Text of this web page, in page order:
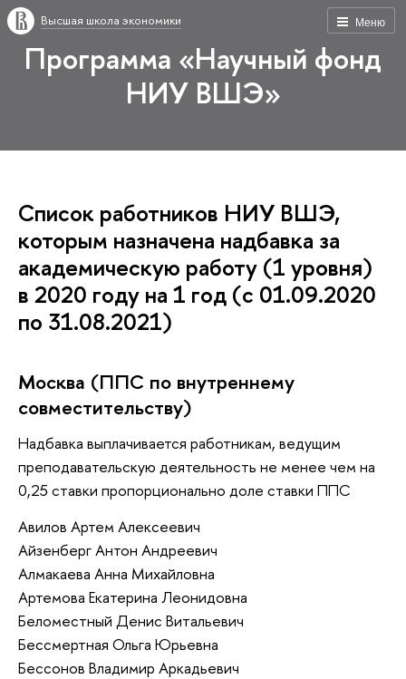
Меню
Высшая школа экономики
Программа «Научный фонд
НИУ ВШЭ»
Список работников НИУ ВШЭ,
которым назначена надбавка за
академическую работу (1 уровня)
в 2020 году на 1 год (с 01.09.2020
по 31.08.2021)
Москва (ППС по внутреннему
совместительству)
Надбавка выплачивается работникам, ведущим
преподавательскую деятельность не менее чем на
0,25 ставки пропорционально доле ставки ППС
Авилов Артем Алексеевич
Айзенберг Антон Андреевич
Алмакаева Анна Михайловна
Артемова Екатерина Леонидовна
Беломестный Денис Витальевич
Бессмертная Ольга Юрьевна
Бессонов Владимир Аркадьевич